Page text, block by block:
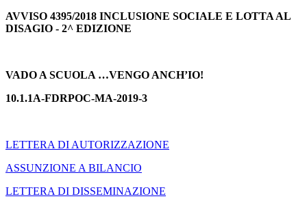
AVVISO 4395/2018 INCLUSIONE SOCIALE E LOTTA AL
DISAGIO - 2^ EDIZIONE
VADO A SCUOLA …VENGO ANCH’IO!
10.1.1A-FDRPOC-MA-2019-3
LETTERA DI AUTORIZZAZIONE
ASSUNZIONE A BILANCIO
LETTERA DI DISSEMINAZIONE